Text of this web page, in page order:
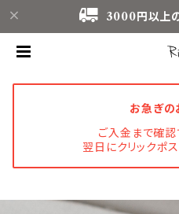
3000円以上
お急ぎ
ご入金まで確
翌日にクリックポ